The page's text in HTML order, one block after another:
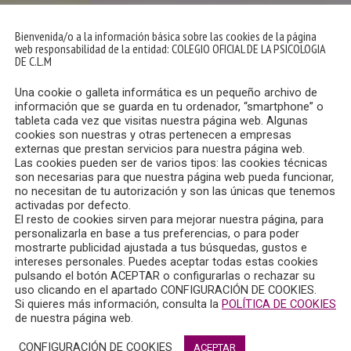
del Consejo General la presentación de la primera
proyecto único en España elaborado con la
Bienvenida/o a la información básica sobre las cookies de la página
web responsabilidad de la entidad: COLEGIO OFICIAL DE LA PSICOLOGIA
DE C.L.M
Una cookie o galleta informática es un pequeño archivo de
información que se guarda en tu ordenador, “smartphone” o
tableta cada vez que visitas nuestra página web. Algunas
cookies son nuestras y otras pertenecen a empresas
externas que prestan servicios para nuestra página web.
Las cookies pueden ser de varios tipos: las cookies técnicas
son necesarias para que nuestra página web pueda funcionar,
no necesitan de tu autorización y son las únicas que tenemos
activadas por defecto.
El resto de cookies sirven para mejorar nuestra página, para
personalizarla en base a tus preferencias, o para poder
mostrarte publicidad ajustada a tus búsquedas, gustos e
intereses personales. Puedes aceptar todas estas cookies
pulsando el botón ACEPTAR o configurarlas o rechazar su
uso clicando en el apartado CONFIGURACIÓN DE COOKIES.
Si quieres más información, consulta la POLÍTICA DE COOKIES
de nuestra página web.
CONFIGURACIÓN DE COOKIES ACEPTAR